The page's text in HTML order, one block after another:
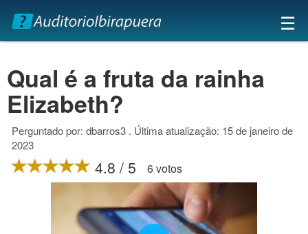
×
☰
Qual é a fruta da rainha
Elizabeth?
Perguntado por: dbarros3 . Última atualização: 15 de janeiro de
2023
4.8 / 5 6 votos